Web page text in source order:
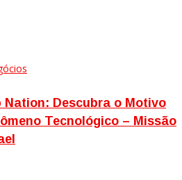
Nation: Descubra o Motivo
Tecnológico – Missão